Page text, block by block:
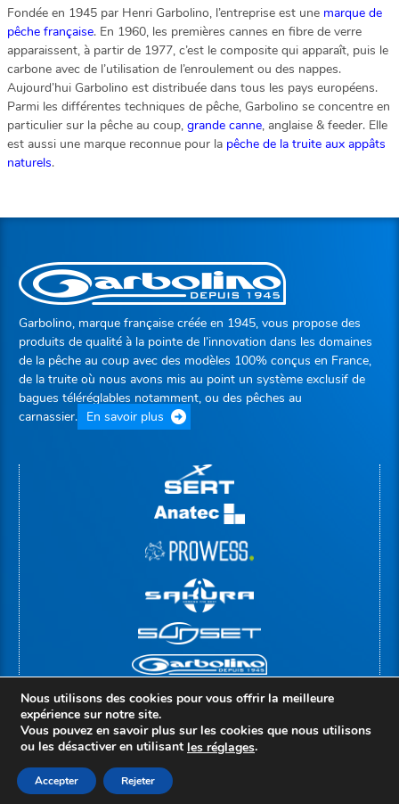
Fondée en 1945 par Henri Garbolino, l’entreprise est une marque de
pêche française. En 1960, les premières cannes en fibre de verre
apparaissent, à partir de 1977, c’est le composite qui apparaît, puis le
carbone avec de l’utilisation de l’enroulement ou des nappes.
Aujourd’hui Garbolino est distribuée dans tous les pays européens.
Parmi les différentes techniques de pêche, Garbolino se concentre en
particulier sur la pêche au coup, grande canne, anglaise & feeder. Elle
est aussi une marque reconnue pour la pêche de la truite aux appâts
naturels.
Garbolino, marque française créée en 1945, vous propose des
produits de qualité à la pointe de l’innovation dans les domaines
de la pêche au coup avec des modèles 100% conçus en France,
de la truite où nous avons mis au point un système exclusif de
bagues téléréglables notamment, ou des pêches au
carnassier. En savoir plus
© Copyright 2026 |
Groupe Rivolier
Mentions légales
Accès administrateur
Nous utilisons des cookies pour vous offrir la meilleure
expérience sur notre site.
Vous pouvez en savoir plus sur les cookies que nous utilisons
ou les désactiver en utilisant les réglages.
Accepter Rejeter